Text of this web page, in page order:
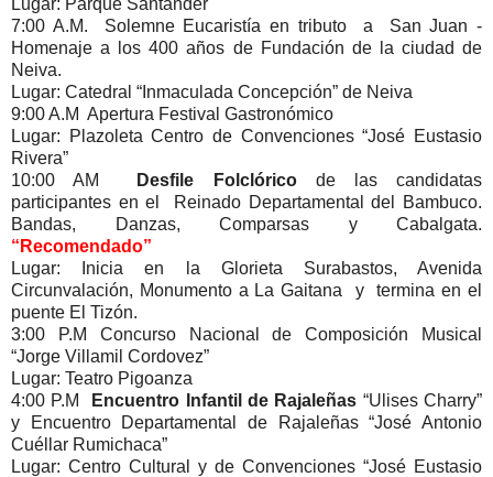
7:00 A.M. Solemne Eucaristía en tributo a San Juan -
Homenaje a los 400 años de Fundación de la ciudad de
Neiva.
Lugar: Catedral “Inmaculada Concepción” de Neiva
9:00 A.M Apertura Festival Gastronómico
Lugar: Plazoleta Centro de Convenciones “José Eustasio
Rivera”
10:00 AM
Desfile Folclóricode las candidatas
participantes en el Reinado Departamental del Bambuco.
Bandas, Danzas, Comparsas y Cabalgata.
“Recomendado”
Lugar: Inicia en la Glorieta Surabastos, Avenida
Circunvalación, Monumento a La Gaitana y termina en el
puente El Tizón.
3:00 P.M Concurso Nacional de Composición Musical
“Jorge Villamil Cordovez”
Lugar: Teatro Pigoanza
4:00 P.M
Encuentro Infantil de Rajaleñas “Ulises Charry”
y Encuentro Departamental de Rajaleñas “José Antonio
Cuéllar Rumichaca”
Lugar: Centro Cultural y de Convenciones “José Eustasio